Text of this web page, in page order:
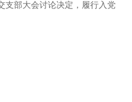
支部大会讨论决定，履行入党